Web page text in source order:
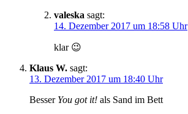
valeska sagt:
14. Dezember 2017 um 18:58 Uhr
klar 😉
Klaus W. sagt:
13. Dezember 2017 um 18:40 Uhr
Besser You got it! als Sand im Bett